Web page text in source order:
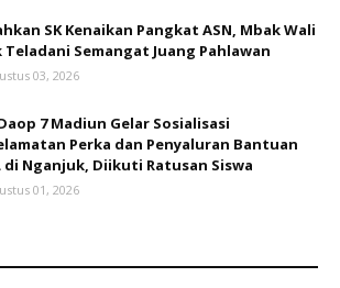
SK Kenaikan Pangkat ASN, Mbak Wali
Teladani Semangat Juang Pahlawan
03, 2026
7 Madiun Gelar Sosialisasi
Perka dan Penyaluran Bantuan
di Nganjuk, Diikuti Ratusan Siswa
01, 2026